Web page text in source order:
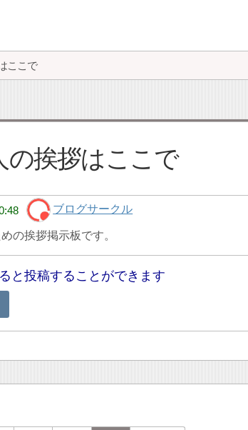
ここで
の挨拶はここで
ブログサークル
の挨拶掲示板です。
と投稿することができます